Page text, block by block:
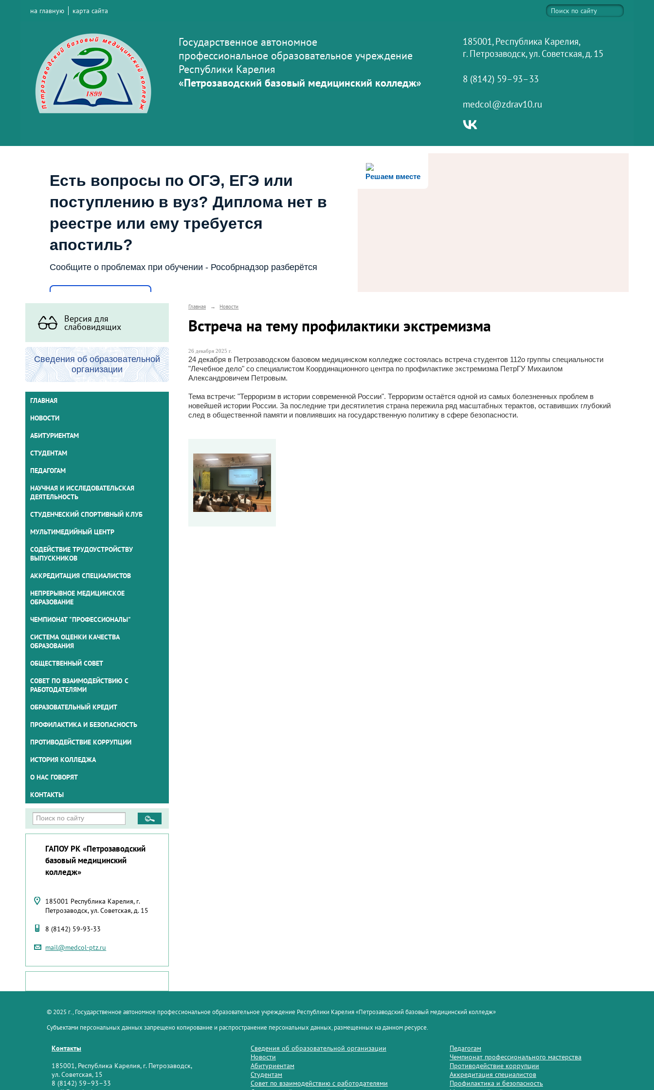
на главную карта сайта
Государственное автономное
профессиональное образовательное учреждение
Республики Карелия
«Петрозаводский базовый медицинский колледж»
185001, Республика Карелия,
г. Петрозаводск, ул. Советская, д. 15
8 (8142) 59–93–33
medcol@zdrav10.ru
Решаем вместе
Есть вопросы по ОГЭ, ЕГЭ или
поступлению в вуз? Диплома нет в
реестре или ему требуется
апостиль?
Сообщите о проблемах при обучении - Рособрнадзор разберётся
Версия для
слабовидящих
Сведения об образовательной
организации
ГЛАВНАЯ
НОВОСТИ
АБИТУРИЕНТАМ
СТУДЕНТАМ
ПЕДАГОГАМ
НАУЧНАЯ И ИССЛЕДОВАТЕЛЬСКАЯ
ДЕЯТЕЛЬНОСТЬ
СТУДЕНЧЕСКИЙ СПОРТИВНЫЙ КЛУБ
МУЛЬТИМЕДИЙНЫЙ ЦЕНТР
СОДЕЙСТВИЕ ТРУДОУСТРОЙСТВУ
ВЫПУСКНИКОВ
АККРЕДИТАЦИЯ СПЕЦИАЛИСТОВ
НЕПРЕРЫВНОЕ МЕДИЦИНСКОЕ
ОБРАЗОВАНИЕ
ЧЕМПИОНАТ "ПРОФЕССИОНАЛЫ"
СИСТЕМА ОЦЕНКИ КАЧЕСТВА
ОБРАЗОВАНИЯ
ОБЩЕСТВЕННЫЙ СОВЕТ
СОВЕТ ПО ВЗАИМОДЕЙСТВИЮ С
РАБОТОДАТЕЛЯМИ
ОБРАЗОВАТЕЛЬНЫЙ КРЕДИТ
ПРОФИЛАКТИКА И БЕЗОПАСНОСТЬ
ПРОТИВОДЕЙСТВИЕ КОРРУПЦИИ
ИСТОРИЯ КОЛЛЕДЖА
О НАС ГОВОРЯТ
КОНТАКТЫ
ГАПОУ РК «Петрозаводский
базовый медицинский
колледж»
185001 Республика Карелия, г.
Петрозаводск, ул. Советская, д. 15
8 (8142) 59-93-33
mail@medcol-ptz.ru
Главная → Новости
Встреча на тему профилактики экстремизма
26 декабря 2025 г.
24 декабря в Петрозаводском базовом медицинском колледже состоялась встреча студентов 112о группы специальности
"Лечебное дело" со специалистом Координационного центра по профилактике экстремизма ПетрГУ Михаилом
Александровичем Петровым.
Тема встречи: "Терроризм в истории современной России". Терроризм остаётся одной из самых болезненных проблем в
новейшей истории России. За последние три десятилетия страна пережила ряд масштабных терактов, оставивших глубокий
след в общественной памяти и повлиявших на государственную политику в сфере безопасности.
© 2025 г., Государственное автономное профессиональное образовательное учреждение Республики Карелия «Петрозаводский базовый медицинский колледж»
Субъектами персональных данных запрещено копирование и распространение персональных данных, размещенных на данном ресурсе.
Контакты
185001, Республика Карелия, г. Петрозаводск,
ул. Советская, 15
8 (8142) 59–93–33
Сведения об образовательной организации
Новости
Абитуриентам
Студентам
Совет по взаимодействию с работодателями
Педагогам
Чемпионат профессионального мастерства
Противодействие коррупции
Аккредитация специалистов
Профилактика и безопасность